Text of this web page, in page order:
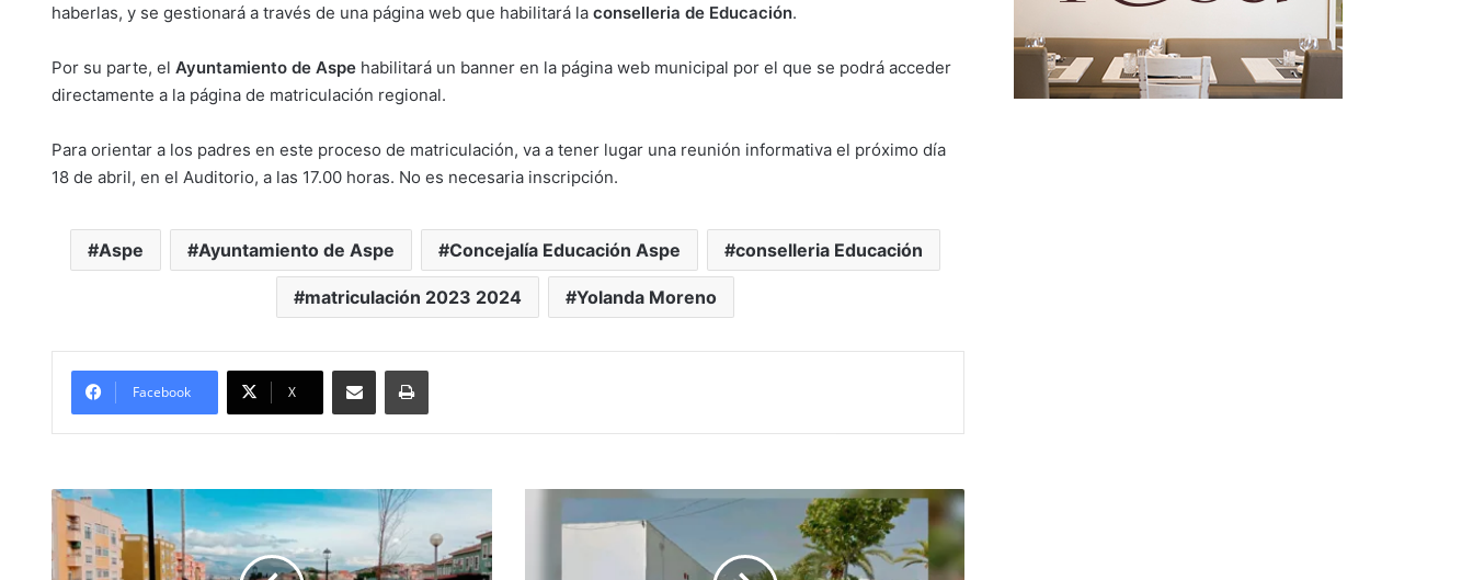
haberlas, y se gestionará a través de una página web que habilitará la conselleria de Educación.
Por su parte, el Ayuntamiento de Aspe habilitará un banner en la página web municipal por el que se podrá acceder
directamente a la página de matriculación regional.
Para orientar a los padres en este proceso de matriculación, va a tener lugar una reunión informativa el próximo día
18 de abril, en el Auditorio, a las 17.00 horas. No es necesaria inscripción.
Aspe Ayuntamiento de Aspe Concejalía Educación Aspe conselleria Educación
matriculación 2023 2024 Yolanda Moreno
Facebook X
Compartir por Mail Imprimir
#Aspe:
El
26
de
#Aspe:
Peñas